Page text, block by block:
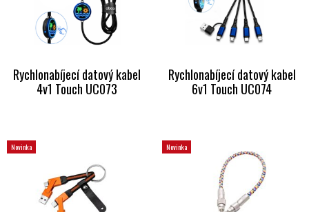
Rychlonabíjecí datový kabel
4v1 Touch UC073
Rychlonabíjecí datový kabel
6v1 Touch UC074
Novinka Novinka